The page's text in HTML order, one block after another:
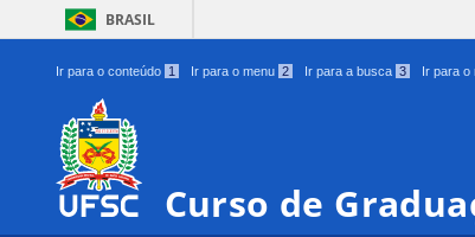
BRASIL
Ir para o conteúdo 1 Ir para o menu 2 Ir para a busca 3 Ir para o
Curso de